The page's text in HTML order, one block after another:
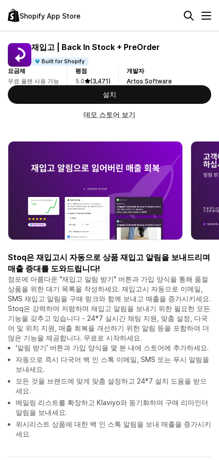
Shopify App Store
재입고 | Back In Stock + PreOrder
Built for Shopify
요금제
무료 플랜 사용 가능
평점
5.0
(3,471)
개발자
Artos Software
설치
데모 스토어 보기
Stoq은 재입고시 자동으로 상품 재입고 알림을 보내드리며
매출 증대를 도와드립니다!
점포에 아름다운 "재입고 알림 받기" 버튼과 가입 양식을 통해 품절
상품을 위한 대기 목록을 작성하세요. 재입고시 자동으로 이메일,
SMS 재입고 알림을 구매 링크와 함께 보내고 매출을 증가시키세요.
Stoq은 강력하며 저렴하며 재입고 알림을 보내기 위한 필요한 모든
기능을 갖추고 있습니다 - 24*7 실시간 채팅 지원, 맞춤 설정, 다국
어 및 위치 지원, 매출 회복을 개선하기 위한 알림 등을 포함하여 더
많은 기능을 제공합니다. 무료로 시작하세요.
'알림 받기' 버튼과 가입 양식을 몇 분 내에 스토어에 추가하세요.
자동으로 즉시 다국어 백 인 스톡 이메일, SMS 또는 푸시 알림을
보내세요.
모든 것을 브랜드에 맞게 맞춤 설정하고 24*7 설치 도움을 받으
세요.
메일링 리스트를 확장하고 Klaviyo와 동기화하며 구매 리마인더
알림을 보내세요.
위시리스트 상품에 대한 백 인 스톡 알림을 보내 매출을 증가시키
세요.